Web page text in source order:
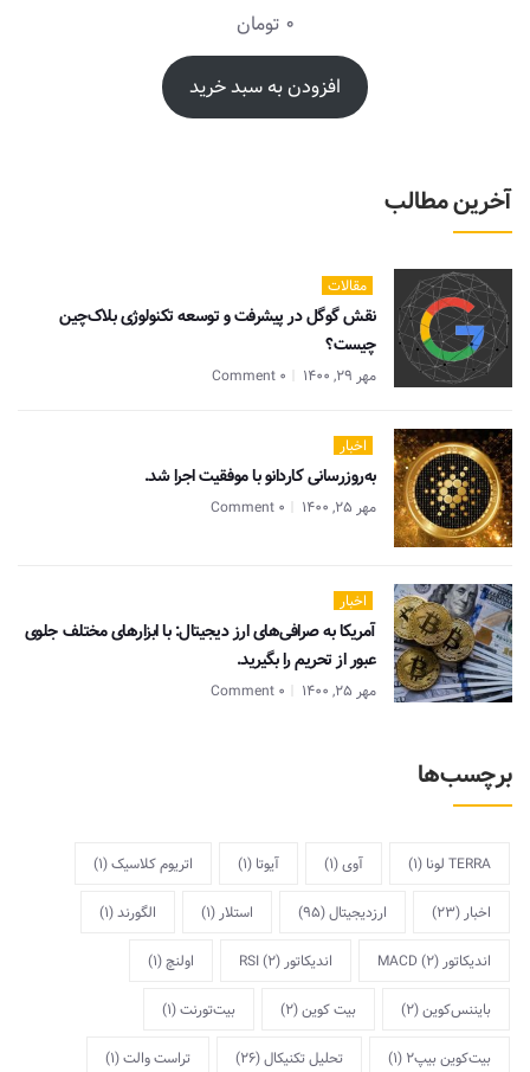
0 تومان
افزودن به سبد خرید
آخرین مطالب
مقالات
نقش گوگل در پیشرفت و توسعه تکنولوژی بلاک‌چین
چیست؟
مهر 29, 1400 0 Comment
اخبار
به‌روزرسانی کاردانو با موفقیت اجرا شد.
مهر 25, 1400 0 Comment
اخبار
آمریکا به صرافی‌های ارز دیجیتال: با ابزارهای مختلف جلوی
عبور از تحریم را بگیرید.
مهر 25, 1400 0 Comment
برچسب‌ها
TERRA لونا (1) آوی(1) آیوتا (1) اتریوم کلاسیک(1)
اخبار (23) ارزدیجیتال(95) استلار (1) الگورند(1)
اندیکاتور MACD (2) اندیکاتور RSI (2) اولنچ(1)
بایننس‌کوین(2) بیت کوین(2) بیت‌تورنت(1)
بیت‌کوین بیپ2 (1) تحلیل تکنیکال(26) تراست والت(1)